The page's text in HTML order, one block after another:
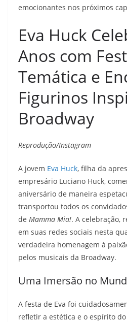
emocionantes nos próximos
Eva Huck
Anos com
Temática e
Figurinos
Broadway
Reprodução/Instagram
A jovem Eva Huck, filha da
empresário Luciano Huck,
aniversário de maneira
transportou todos os
de Mamma Mia!. A celebração,
em suas redes sociais nesta
verdadeira homenagem à
pelos musicais da Broadway.
Uma Imersão no
A festa de Eva foi
refletir a estética e o espírito